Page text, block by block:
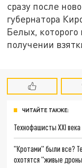
сразу после
губернатора
Белых,
получении
ЧИТАЙТЕ ТАКЖЕ:
Технофашисты XXI века
"Кротами" были все?
охотятся "живые